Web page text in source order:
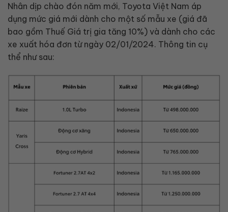
Nhân dịp chào đón năm mới, Toyota Việt Nam áp
dụng mức giá mới dành cho một số mẫu xe (giá đã
bao gồm Thuế Giá trị gia tăng 10%) và dành cho các
xe xuất hóa đơn từ ngày 02/01/2024. Thông tin cụ
thể như sau: